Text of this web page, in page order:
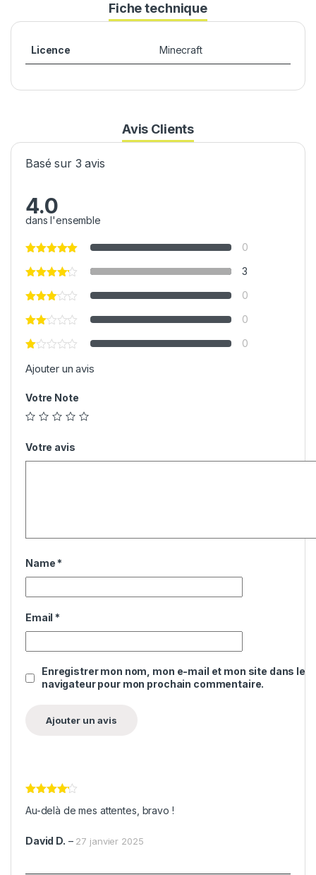
Fiche technique
Licence Minecraft
Avis Clients
Basé sur 3 avis
4.0
dans l'ensemble
0
3
0
0
0
Ajouter un avis
Votre Note
Votre avis
Name *
Email *
Enregistrer mon nom, mon e-mail et mon site dans le
navigateur pour mon prochain commentaire.
sur 5
Au-delà de mes attentes, bravo !
David D. – 27 janvier 2025